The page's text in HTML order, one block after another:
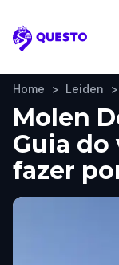
Questo
Home > Leiden >
Molen
Guia do
fazer